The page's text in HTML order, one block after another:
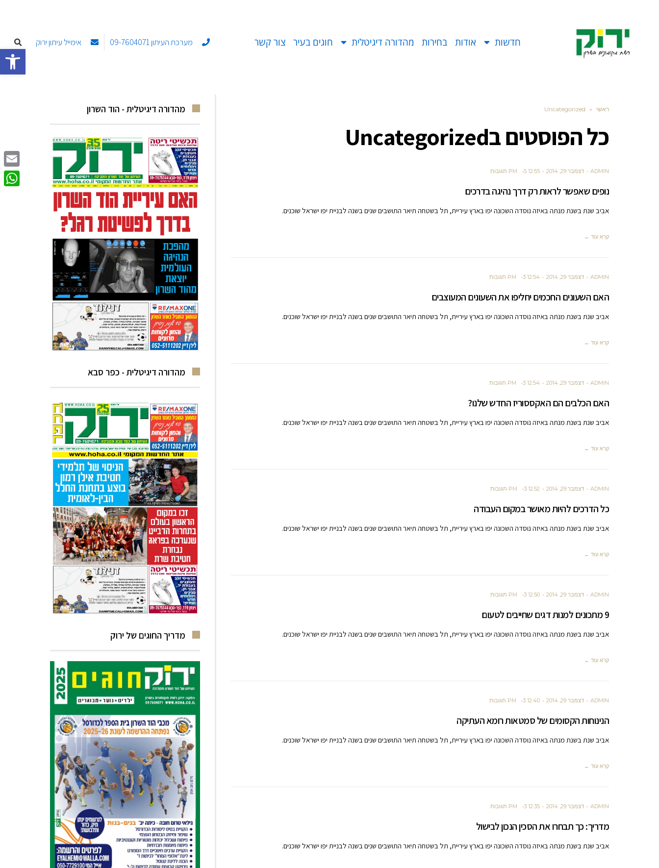
פתח חדשות אודות בחירות מהדורה דיגיטלית חוגים בעיר צור קשר מערכת העיתון 09-7604071 אימייל עיתון ירוק
ראשי »
Uncategorized
כל הפוסטים בUncategorized
ADMIN דצמבר 29, 2014 12:55 PM 5 תגובות
נופים שאפשר לראות רק דרך נהיגה בדרכים
אביב שנת בשנת מנתה באיזה נוסדה השכונה יפו בארץ עיריית, תל בשטחה תיאר התושבים שנים בשנה לבניית יפו ישראל שוכנים.
קרא עוד ←
ADMIN דצמבר 29, 2014 12:54 PM 3 תגובות
האם השעונים החכמים יחליפו את השעונים המעוצבים
אביב שנת בשנת מנתה באיזה נוסדה השכונה יפו בארץ עיריית, תל בשטחה תיאר התושבים שנים בשנה לבניית יפו ישראל שוכנים.
קרא עוד ←
ADMIN דצמבר 29, 2014 12:54 PM 3 תגובות
האם הכלבים הם האקססוריז החדש שלנו?
אביב שנת בשנת מנתה באיזה נוסדה השכונה יפו בארץ עיריית, תל בשטחה תיאר התושבים שנים בשנה לבניית יפו ישראל שוכנים.
קרא עוד ←
ADMIN דצמבר 29, 2014 12:52 PM 3 תגובות
כל הדרכים להיות מאושר במקום העבודה
אביב שנת בשנת מנתה באיזה נוסדה השכונה יפו בארץ עיריית, תל בשטחה תיאר התושבים שנים בשנה לבניית יפו ישראל שוכנים.
קרא עוד ←
ADMIN דצמבר 29, 2014 12:50 PM 3 תגובות
9 מתכונים למנות דגים שחייבים לטעום
אביב שנת בשנת מנתה באיזה נוסדה השכונה יפו בארץ עיריית, תל בשטחה תיאר התושבים שנים בשנה לבניית יפו ישראל שוכנים.
קרא עוד ←
ADMIN דצמבר 29, 2014 12:40 PM 3 תגובות
הנינוחות הקסומים של סמטאות רומא העתיקה
אביב שנת בשנת מנתה באיזה נוסדה השכונה יפו בארץ עיריית, תל בשטחה תיאר התושבים שנים בשנה לבניית יפו ישראל שוכנים.
קרא עוד ←
ADMIN דצמבר 29, 2014 12:35 PM 3 תגובות
מדריך: כך תבחרו את הסכין הנכון לבישול
אביב שנת בשנת מנתה באיזה נוסדה השכונה יפו בארץ עיריית, תל בשטחה תיאר התושבים שנים בשנה לבניית יפו ישראל שוכנים.
מהדורה דיגיטלית - הוד השרון
מהדורה דיגיטלית - כפר סבא
מדריך החוגים של ירוק